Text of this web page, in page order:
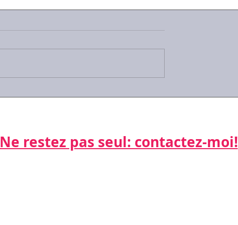
Quid de l'exécution
de prud'hommes?
première instance s'est
Ne restez pas seul: contactez-moi!​​​​​